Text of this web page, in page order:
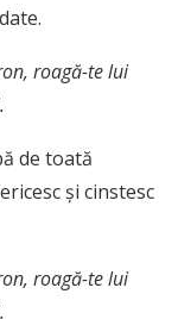
roagă-te lui
de toată
şi cinstesc
roagă-te lui